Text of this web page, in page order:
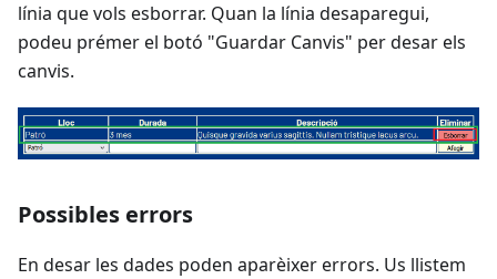
línia que vols esborrar. Quan la línia desaparegui,
podeu prémer el botó "Guardar Canvis" per desar els
canvis.
Possibles errors
En desar les dades poden aparèixer errors. Us llistem